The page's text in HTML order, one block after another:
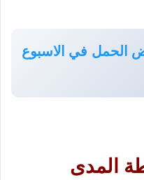
الحمل في الاسبوع
المدى